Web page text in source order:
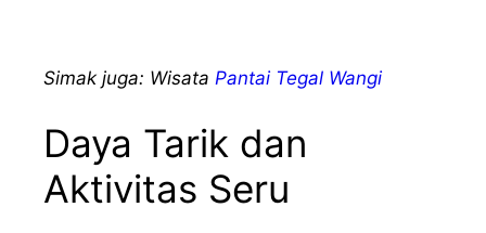
Simak juga: Wisata Pantai Tegal Wangi
Daya Tarik dan
Aktivitas Seru